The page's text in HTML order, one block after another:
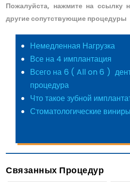
Пожалуйста, нажмите на ссылку
другие сопутствующие процедуры
Немедленная Нагрузка
Все на 4 имплантация
Всего на 6 ( All on 6 )
процедура
Что такое зубной
Стоматологические виниры
Связанных Процедур